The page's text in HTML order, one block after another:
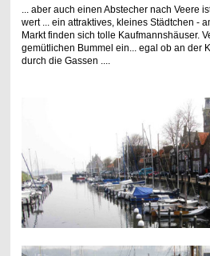
... aber auch einen Abstecher nach Veere
wert ... ein attraktives, kleines Städtchen -
Markt finden sich tolle Kaufmannshäuser.
gemütlichen Bummel ein... egal ob an der
durch die Gassen ....